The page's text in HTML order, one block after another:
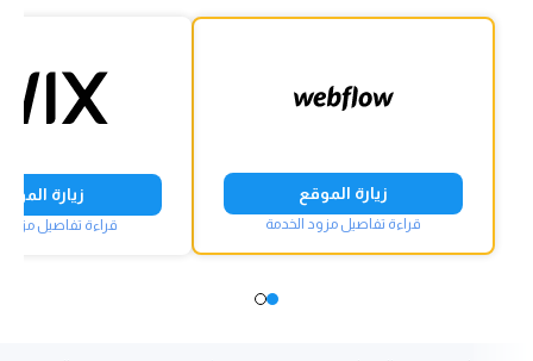
زيارة الموقع
قراءة تفاصيل مزود الخدمة
زيارة
قراءة تفاصيل مزود